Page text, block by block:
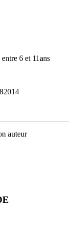
6 et 11ans
auteur